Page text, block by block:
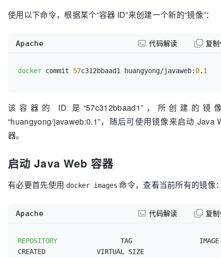
使用以下命令，根据某个“容器 ID”来创建一个新的“镜像”：
docker commit 57c312bbaad1 huangyong/javaweb: 0. 1
Apache 代码解读 复
该容器的 ID 是“57c312bbaad1”，所创建的镜
“huangyong/javaweb:0.1”，随后可使用镜像来启动 Java
器。
启动 Java Web 容器
有必要首先使用 docker images 命令，查看当前所有的镜像
REPOSITORY
TAG                 IMAGE
Apache 代码解读 复